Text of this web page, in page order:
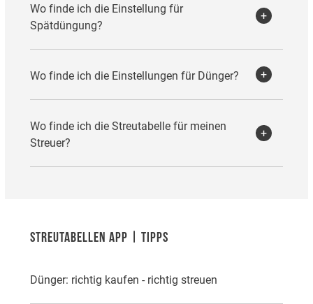
Wo finde ich die Einstellung für
Spätdüngung?
Wo finde ich die Einstellungen für Dünger?
Wo finde ich die Streutabelle für meinen
Streuer?
STREUTABELLEN APP | TIPPS
Dünger: richtig kaufen - richtig streuen